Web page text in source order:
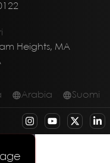
Heights, MA
Arabia Suomi